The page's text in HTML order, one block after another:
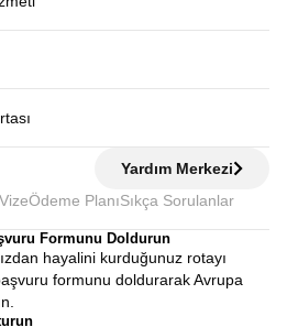
Yardım Merkezi
Ödeme Planı Sıkça Sorulanlar
Formunu Doldurun
hayalini kurduğunuz rotayı
formunu doldurarak Avrupa